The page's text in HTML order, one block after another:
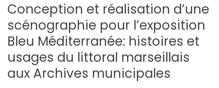
de
recherche
Conception et réalisation d’une
scénographie pour l’exposition
Bleu Méditerranée: histoires et
usages du littoral marseillais
aux Archives municipales